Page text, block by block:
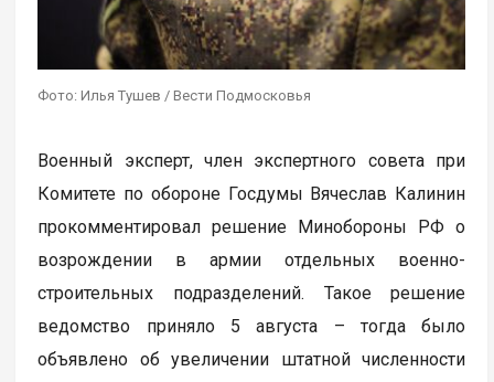
Фото: Илья Тушев / Вести Подмосковья
Военный эксперт, член экспертного совета при
Комитете по обороне Госдумы Вячеслав Калинин
прокомментировал решение Минобороны РФ о
возрождении в армии отдельных военно-
строительных подразделений. Такое решение
ведомство приняло 5 августа – тогда было
объявлено об увеличении штатной численности